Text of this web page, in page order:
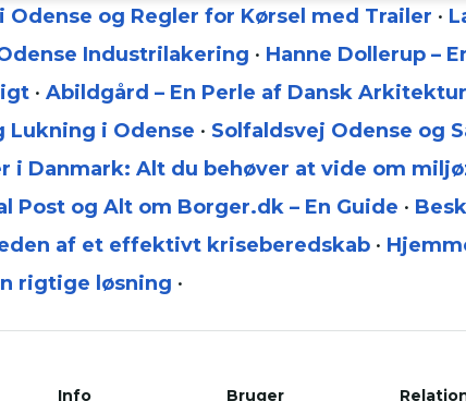
og Regler for Kørsel med Trailer •
Industrilakering • Hanne Dollerup –
• Abildgård – En Perle af Dansk Arkitektur
Lukning i Odense • Solfaldsvej Odense og
i Danmark: Alt du behøver at vide om
Post og Alt om Borger.dk – En Guide •
af et effektivt kriseberedskab •
rigtige løsning •
Info Bruger